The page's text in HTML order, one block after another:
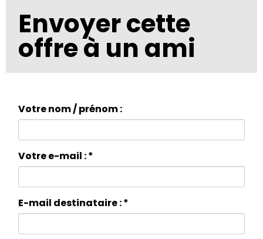
Aller au contenu principal
Envoyer cette
offre à un ami
Votre nom / prénom :
Votre e-mail :*
E-mail destinataire :*